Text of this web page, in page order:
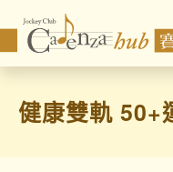
健康雙軌 50+